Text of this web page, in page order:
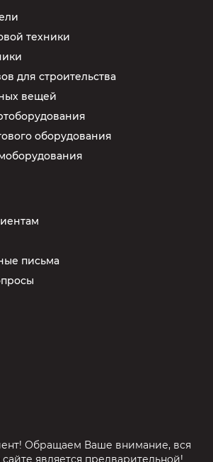
техники
для строительства
вещей
оборудования
письма
Обращаем Ваше внимание, вся
является предварительной!